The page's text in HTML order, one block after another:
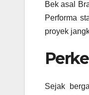
Bek asal
Performa
proyek
Sejak